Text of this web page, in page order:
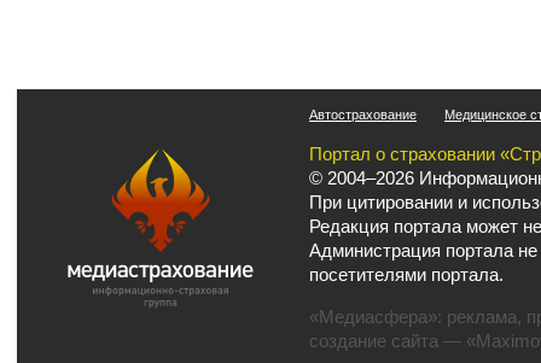
Автострахование Медицинское
Портал о страховании
© 2004–2026
При цитировании и
Редакция портала может
Администрация портала
посетителями портала.
«Медиасфера»: реклама,
создание сайта —